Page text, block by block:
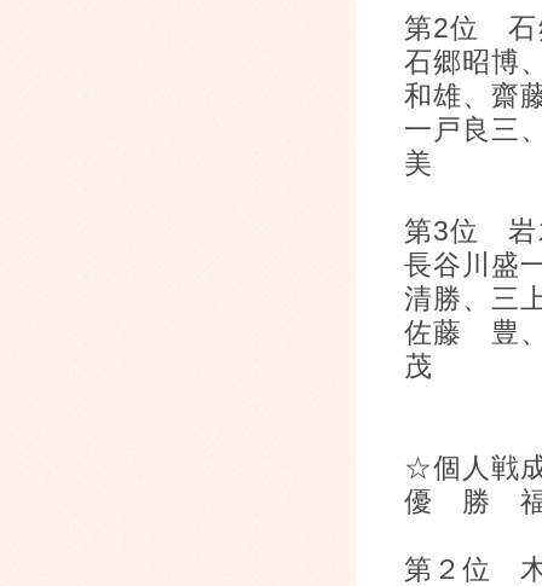
第2位
石郷昭博
和雄、齋
一戸良三
第3
長谷川盛
清勝、三
佐藤 豊
☆個
優 勝 福
第２位